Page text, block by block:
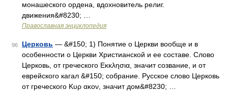
монашеского ордена, вдохновитель религ.
движения&#8230; …
Православная энциклопедия
96 Церковь — &#150; 1) Понятие о Церкви вообще и в
особенности о Церкви Христианской и ее составе. Слово
Церковь, от греческого Εκκλησια, значит созвание, и от
еврейского кагал &#150; собрание. Русское слово Церковь
от греческого Κυρ ακον, значит дом&#8230; …